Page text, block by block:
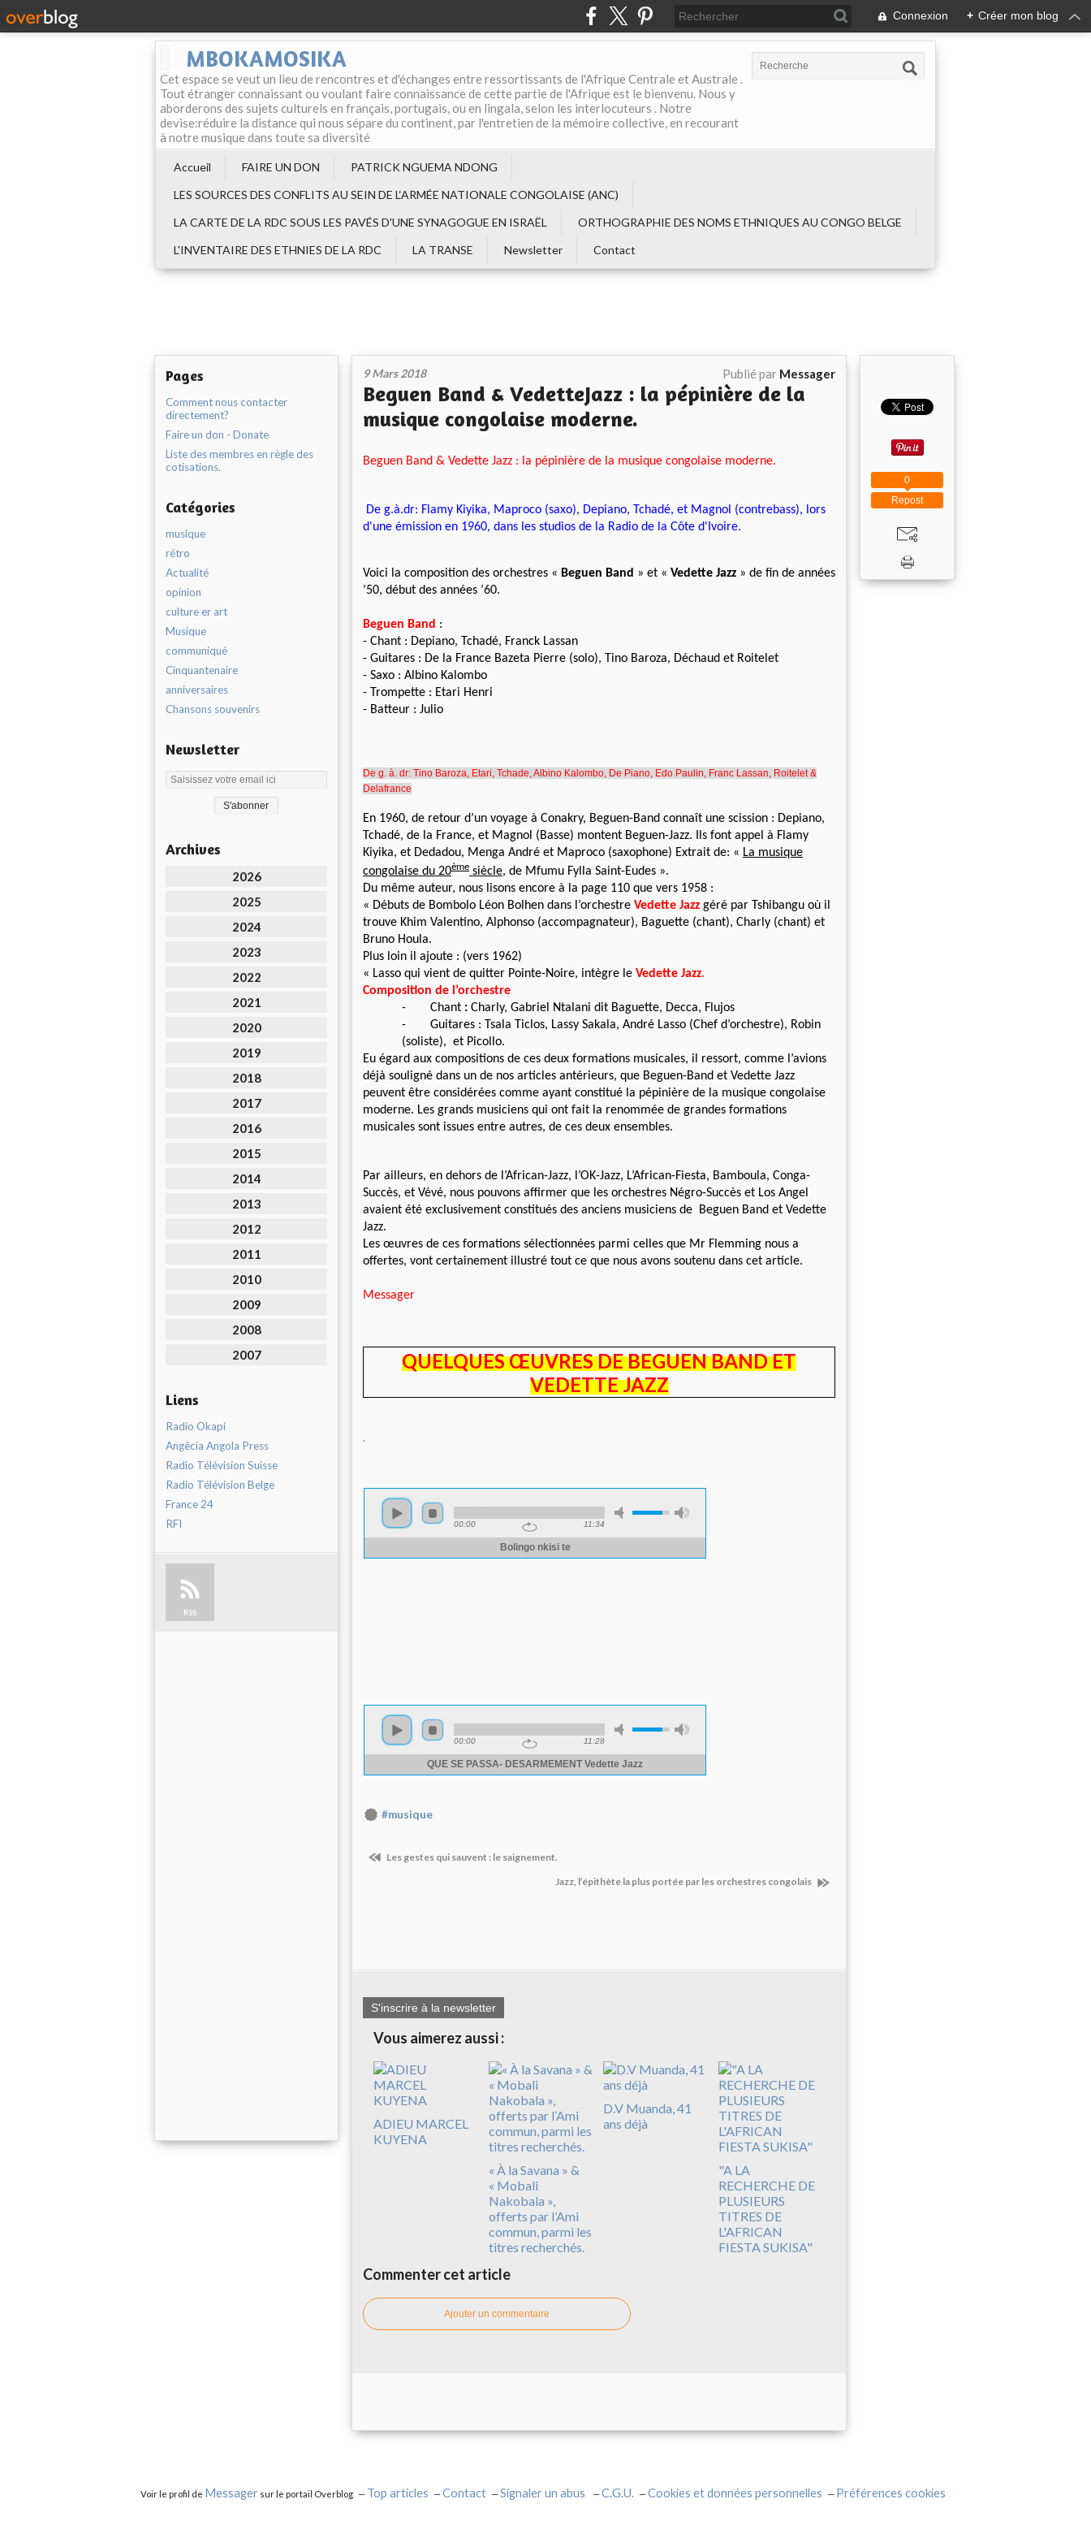
Connexion + Créer mon blog
MBOKAMOSIKA
Cet espace se veut un lieu de rencontres et d'échanges entre ressortissants de l'Afrique Centrale et Australe .
Tout étranger connaissant ou voulant faire connaissance de cette partie de l'Afrique est le bienvenu. Nous y
aborderons des sujets culturels en français, portugais, ou en lingala, selon les interlocuteurs . Notre
devise:réduire la distance qui nous sépare du continent, par l'entretien de la mémoire collective, en recourant
à notre musique dans toute sa diversité
Accueil FAIRE UN DON
PATRICK NGUEMA NDONG
LES SOURCES DES CONFLITS AU SEIN DE L‘ARMÉE NATIONALE CONGOLAISE (ANC)
LA CARTE DE LA RDC SOUS LES PAVÉS D'UNE SYNAGOGUE EN ISRAËL
ORTHOGRAPHIE DES NOMS ETHNIQUES AU CONGO BELGE
L'INVENTAIRE DES ETHNIES DE LA RDC
LA TRANSE Newsletter Contact
Pages
Comment nous contacter
directement?
Faire un don - Donate
Liste des membres en règle des
cotisations.
Catégories
musique
rétro
Actualité
opinion
culture er art
Musique
communiqué
Cinquantenaire
anniversaires
Chansons souvenirs
Newsletter
Archives
2026
2025
2024
2023
2022
2021
2020
2019
2018
2017
2016
2015
2014
2013
2012
2011
2010
2009
2008
2007
Liens
Radio Okapi
Angêcia Angola Press
Radio Télévision Suisse
Radio Télévision Belge
France 24
RFI
RSS
9 Mars 2018 Publié par Messager
Beguen Band & VedetteJazz : la pépinière de la
musique congolaise moderne.
Beguen Band & Vedette Jazz : la pépinière de la musique congolaise moderne.
De g.à.dr: Flamy Kiyika, Maproco (saxo), Depiano, Tchadé, et Magnol (contrebass), lors
d'une émission en 1960, dans les studios de la Radio de la Côte d'Ivoire.
Voici la composition des orchestres « Beguen Band » et « Vedette Jazz » de fin de années
’50, début des années ’60.
Beguen Band :
- Chant : Depiano, Tchadé, Franck Lassan
- Guitares : De la France Bazeta Pierre (solo), Tino Baroza, Déchaud et Roitelet
- Saxo : Albino Kalombo
- Trompette : Etari Henri
- Batteur : Julio
De g. à. dr: Tino Baroza, Etari, Tchade, Albino Kalombo, De Piano, Edo Paulin, Franc Lassan, Roitelet &
Delafrance
En 1960, de retour d’un voyage à Conakry, Beguen-Band connaît une scission : Depiano,
Tchadé, de la France, et Magnol (Basse) montent Beguen-Jazz. Ils font appel à Flamy
Kiyika, et Dedadou, Menga André et Maproco (saxophone) Extrait de: « La musique
congolaise du 20ème siècle, de Mfumu Fylla Saint-Eudes ».
Du même auteur, nous lisons encore à la page 110 que vers 1958 :
« Débuts de Bombolo Léon Bolhen dans l’orchestre Vedette Jazz géré par Tshibangu où il
trouve Khim Valentino, Alphonso (accompagnateur), Baguette (chant), Charly (chant) et
Bruno Houla.
Plus loin il ajoute : (vers 1962)
« Lasso qui vient de quitter Pointe-Noire, intègre le Vedette Jazz.
Composition de l’orchestre
-
Chant : Charly, Gabriel Ntalani dit Baguette, Decca, Flujos
-
Guitares : Tsala Ticlos, Lassy Sakala, André Lasso (Chef d’orchestre), Robin
(soliste), et Picollo.
Eu égard aux compositions de ces deux formations musicales, il ressort, comme l’avions
déjà souligné dans un de nos articles antérieurs, que Beguen-Band et Vedette Jazz
peuvent être considérées comme ayant constitué la pépinière de la musique congolaise
moderne. Les grands musiciens qui ont fait la renommée de grandes formations
musicales sont issues entre autres, de ces deux ensembles.
Par ailleurs, en dehors de l’African-Jazz, l’OK-Jazz, L’African-Fiesta, Bamboula, Conga-
Succès, et Vévé, nous pouvons affirmer que les orchestres Négro-Succès et Los Angel
avaient été exclusivement constitués des anciens musiciens de Beguen Band et Vedette
Jazz.
Les œuvres de ces formations sélectionnées parmi celles que Mr Flemming nous a
offertes, vont certainement illustré tout ce que nous avons soutenu dans cet article.
Messager
QUELQUES ŒUVRES DE BEGUEN BAND ET
VEDETTE JAZZ
.
#musique
Les gestes qui sauvent : le saignement.
Jazz, l’épithète la plus portée par les orchestres congolais
S'inscrire à la newsletter
Vous aimerez aussi :
ADIEU MARCEL
KUYENA
« À la Savana » &
« Mobali
Nakobala »,
offerts par l’Ami
commun, parmi les
titres recherchés.
D.V Muanda, 41
ans déjà
"A LA
RECHERCHE DE
PLUSIEURS
TITRES DE
L'AFRICAN
FIESTA SUKISA"
Commenter cet article
Ajouter un commentaire
Repost
0
Voir le profil de Messager sur le portail Overblog Top articles Contact Signaler un abus C.G.U. Cookies et données personnelles Préférences cookies